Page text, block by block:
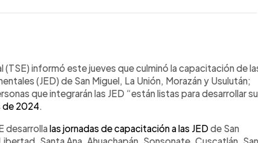
(TSE) informó este jueves que culminó la capacitación de
(JED) de San Miguel, La Unión, Morazán y Usulután;
que integrarán las JED “están listas para desarrollar
de 2024.
desarrollalas jornadas de capacitación a las JED de San